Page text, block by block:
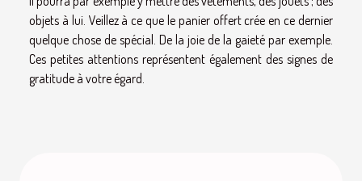
objets à lui. Veillez à ce que le panier offert crée en ce dernier
quelque chose de spécial. De la joie de la gaieté par exemple.
Ces petites attentions représentent également des signes de
gratitude à votre égard.